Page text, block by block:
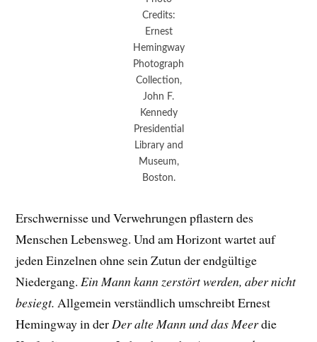
Credits:
Ernest
Hemingway
Photograph
Collection,
John F.
Kennedy
Presidential
Library and
Museum,
Boston.
Erschwernisse und Verwehrungen pflastern des
Menschen Lebensweg. Und am Horizont wartet auf
jeden Einzelnen ohne sein Zutun der endgültige
Niedergang. Ein Mann kann zerstört werden, aber nicht
besiegt. Allgemein verständlich umschreibt Ernest
Hemingway in der Der alte Mann und das Meerdie